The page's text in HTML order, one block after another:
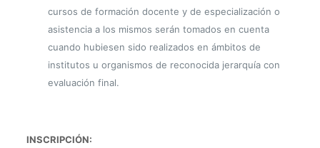
cursos de formación docente y de especialización o
asistencia a los mismos serán tomados en cuenta
cuando hubiesen sido realizados en ámbitos de
institutos u organismos de reconocida jerarquía con
evaluación final.
INSCRIPCIÓN: